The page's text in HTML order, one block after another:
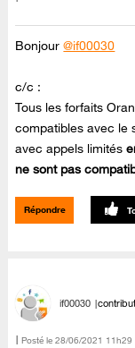
Bonjour@if00030
c/c :
Tous les forfaits
compatibles avec le
avec appels limités
ne sont pas
Répondre
if00030
Posté le ‎28/06/2021 11h29